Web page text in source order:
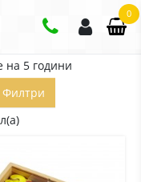
0
на 5 години
Филтри